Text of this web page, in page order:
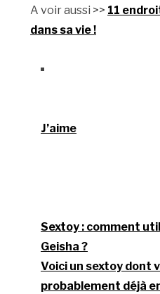
A voir aussi >> 11
dans sa vie !
J’aime
Sextoy : comment
Geisha ?
Voici un sextoy dont
probablement déjà